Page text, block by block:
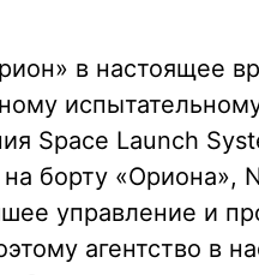
в настоящее
Space Launch
борту «Ориона»,
управление и
агентство в